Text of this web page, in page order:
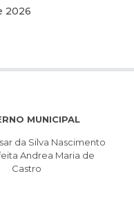
2026
MUNICIPAL
da Silva Nascimento
Andrea Maria de
Castro